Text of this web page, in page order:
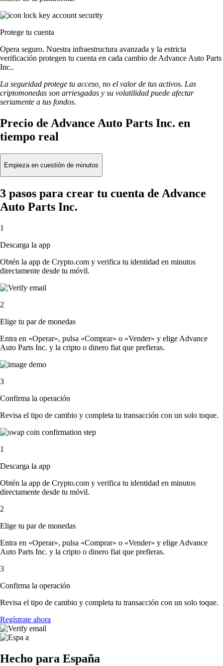
Protege tu cuenta
Opera seguro. Nuestra infraestructura avanzada y la estricta
verificación protegen tu cuenta en cada cambio de Advance Auto Parts
Inc..
La seguridad protege tu acceso, no el valor de tus activos. Las
criptomonedas son arriesgadas y su volatilidad puede afectar
seriamente a tus fondos.
Precio de Advance Auto Parts Inc. en
tiempo real
Empieza en cuestión de minutos
3 pasos para crear tu cuenta de Advance
Auto Parts Inc.
1
Descarga la app
Obtén la app de Crypto.com y verifica tu identidad en minutos
directamente desde tu móvil.
2
Elige tu par de monedas
Entra en «Operar», pulsa «Comprar» o «Vender» y elige Advance
Auto Parts Inc. y la cripto o dinero fiat que prefieras.
3
Confirma la operación
Revisa el tipo de cambio y completa tu transacción con un solo toque.
1
Descarga la app
Obtén la app de Crypto.com y verifica tu identidad en minutos
directamente desde tu móvil.
2
Elige tu par de monedas
Entra en «Operar», pulsa «Comprar» o «Vender» y elige Advance
Auto Parts Inc. y la cripto o dinero fiat que prefieras.
3
Confirma la operación
Revisa el tipo de cambio y completa tu transacción con un solo toque.
Regístrate ahora
Hecho para España